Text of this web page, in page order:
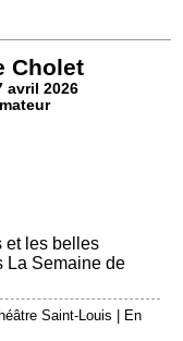
Cholet
avril 2026
et les belles
La Semaine de
Saint-Louis | En